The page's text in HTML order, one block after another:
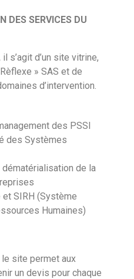
DES SERVICES DU
s’agit d’un site vitrine,
» SAS et de
d’intervention.
des PSSI
des Systèmes
de la
SIRH (Système
Humaines)
site permet aux
un devis pour chaque